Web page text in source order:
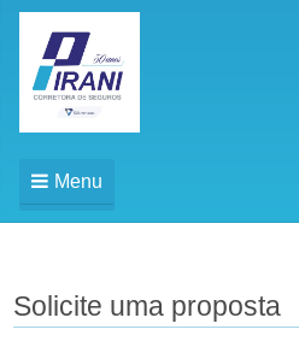
Menu
Solicite uma proposta